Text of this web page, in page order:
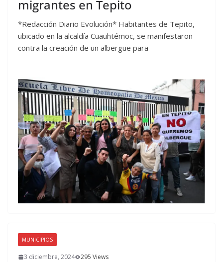
migrantes en Tepito
*Redacción Diario Evolución* Habitantes de Tepito,
ubicado en la alcaldía Cuauhtémoc, se manifestaron
contra la creación de un albergue para
MUNICIPIOS
3 diciembre, 2024 295 Views